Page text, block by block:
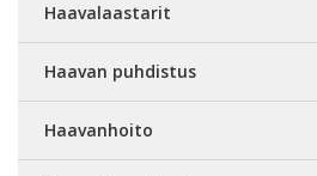
Haavalaastarit
Haavan puhdistus
Haavanhoito